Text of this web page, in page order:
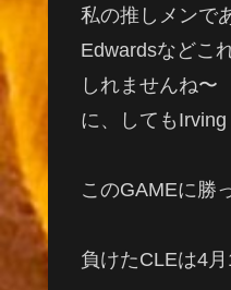
私の推しメンで
Edwardsなどこ
しれませんね〜
に、しても
このGAMEに勝
負けたCLEは4